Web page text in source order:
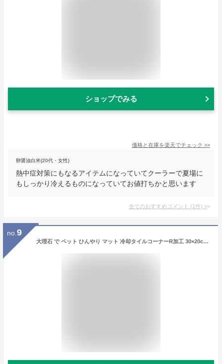
ショップでみる
価格と在庫を楽天でチェック >>
卵醤油白米(20代・女性)
熱中症対策にもなるアイテムになっていてクーラーで夏場に
もしっかり冷えるものになっていてお値打ちかと思います
全てのおすすめコメント (1件) >
no. 9
大理石 で ペット ひんやり マット 冷却タイルコーナーR加工 30×20cm 熱中症 暑さ対策イタリア産 クリーム系 大理石 クールマットシート ベッド ペットボードうさぎ ウサギ ゲージ 小屋室内 夏バテ 節電【楽ギフ_名入れ】【RCP】